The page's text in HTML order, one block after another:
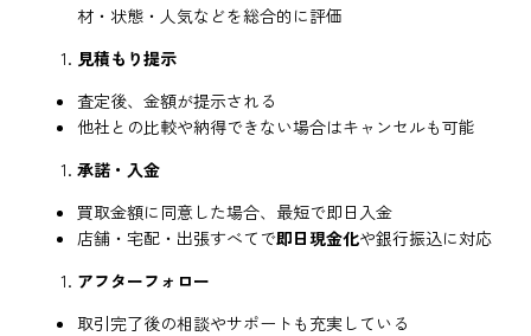
材・状態・人気などを総合的に評価
見積もり提示
査定後、金額が提示される
他社との比較や納得できない場合はキャンセルも可能
承諾・入金
買取金額に同意した場合、最短で即日入金
店舗・宅配・出張すべてで即日現金化や銀行振込に対応
アフターフォロー
取引完了後の相談やサポートも充実している